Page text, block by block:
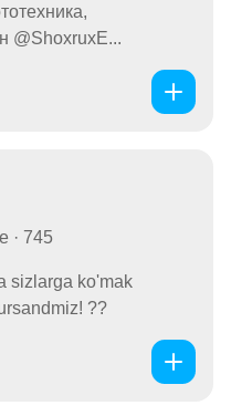
@ShoxruxE...
· 745
sizlarga ko'mak
??